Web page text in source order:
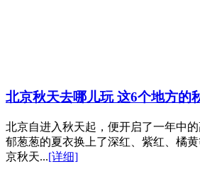
北京秋天去哪儿玩 这6个地方的
北京自进入秋天起，便开启了一年中
郁葱葱的夏衣换上了深红、紫红、橘
京秋天...[详细]